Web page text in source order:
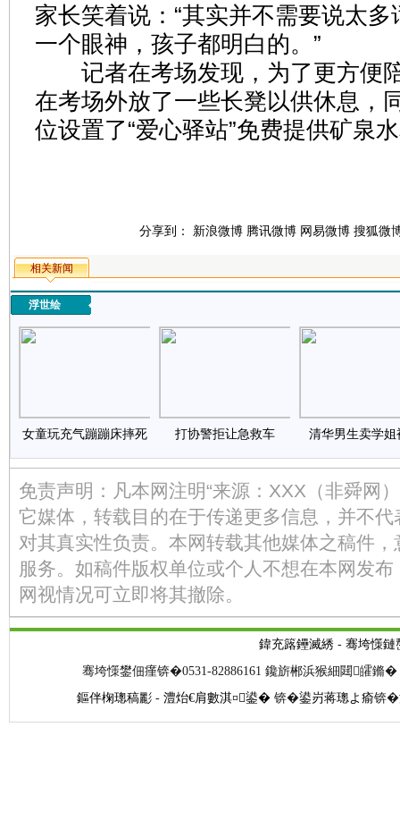
家长笑着说：“其实并不需要说太
一个眼神，孩子都明白的。”
记者在考场发现，为了更方便
在考场外放了一些长凳以供休息，
位设置了“爱心驿站”免费提供矿泉
分享到： 新浪微博 腾讯微博 网易微博 搜狐微
相关新闻
浮世绘
女童玩充气蹦蹦床摔死 打协警拒让急救车 清华男生卖学姐
免责声明：凡本网注明“来源：XXX（非舜网
它媒体，转载目的在于传递更多信息，并不
对其真实性负责。本网转载其他媒体之稿件
服务。如稿件版权单位或个人不想在本网发
网视情况可立即将其撤除。
鍏充簬鑸滅綉- 骞垮憡鏈
骞垮憡鐢佃瘽锛�0531-82886161 鑱旂郴浜猴細閮皬鏅
鏂伴椈璁稿彲 - 澧炲€肩數淇¤鍙� 锛�鍙岃蒋璁よ瘉锛�